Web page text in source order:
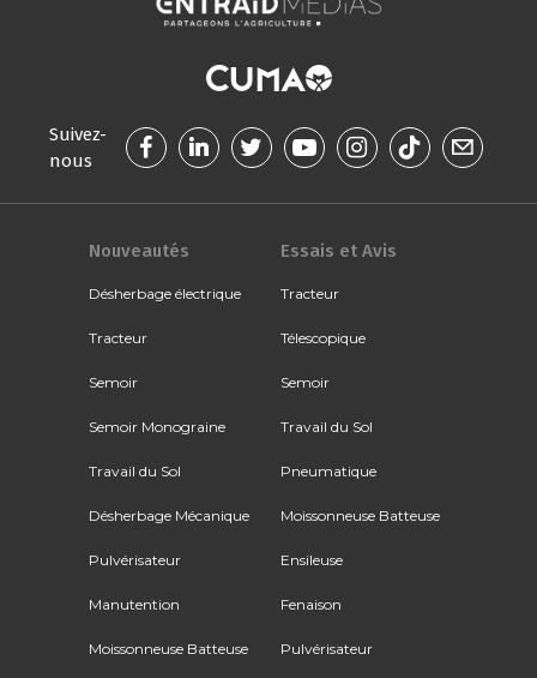
Suivez-
nous
Nouveautés
Désherbage électrique
Tracteur
Semoir
Semoir Monograine
Travail du Sol
Désherbage Mécanique
Pulvérisateur
Manutention
Moissonneuse Batteuse
Essais et Avis
Tracteur
Télescopique
Semoir
Travail du Sol
Pneumatique
Moissonneuse Batteuse
Ensileuse
Fenaison
Pulvérisateur